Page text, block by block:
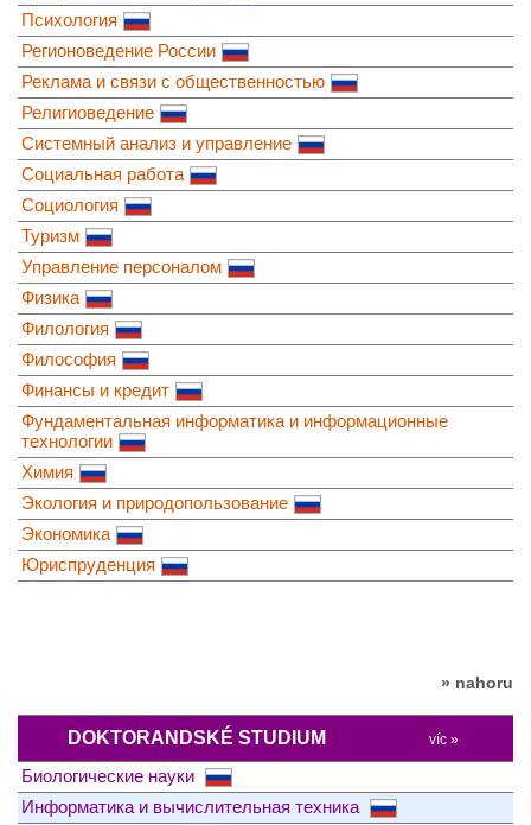
Психология
Регионоведение России
Реклама и связи с общественностью
Религиоведение
Системный анализ и управление
Социальная работа
Социология
Туризм
Управление персоналом
Физика
Филология
Философия
Финансы и кредит
Фундаментальная информатика и информационные
технологии
Химия
Экология и природопользование
Экономика
Юриспруденция
» nahoru
DOKTORANDSKÉ STUDIUM víc »
Биологические науки
Информатика и вычислительная техника